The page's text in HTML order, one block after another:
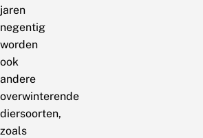
jaren
negentig
worden
ook
andere
overwinterende
diersoorten,
zoals